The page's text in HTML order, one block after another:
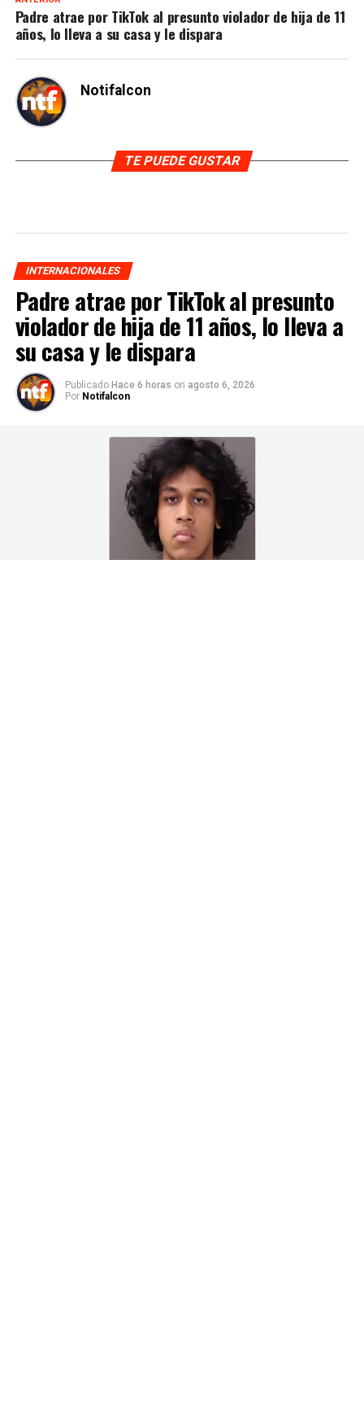
Padre atrae por TikTok al presunto violador de hija de 11
años, lo lleva a su casa y le dispara
Notifalcon
TE PUEDE GUSTAR
INTERNACIONALES
Padre atrae por TikTok al presunto
violador de hija de 11 años, lo lleva a
su casa y le dispara
Publicado Hace 6 horas on agosto 6, 2026
Por Notifalcon